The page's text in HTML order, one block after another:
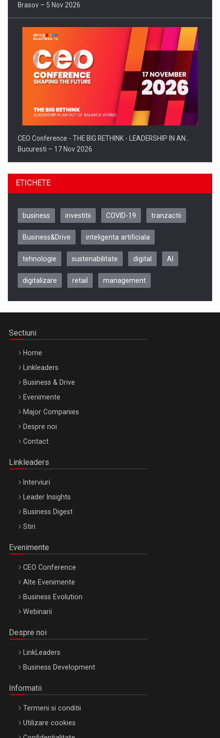
Brasov – 5 Nov 2026
CEO Conference - THE BIG RETHINK - LEADERSHIP IN AN…
Bucuresti – 17 Nov 2026
Be Inspired. Make it Happen!, CLUJ, 9 Decembrie
Be Inspired. Make it Happen!, ARTEMIS LETO, ORADEA, 8
Octombrie
ETICHETE
business investitii COVID-19 tranzactii
Business&Drive inteligenta artificiala
tehnologie sustenabilitate digital AI
digitalizare retail management
Sectiuni
Home
Linkleaders
Business & Drive
Evenimente
Major Companies
Despre noi
Contact
Linkleaders
Interviuri
Leader Insights
Business Digest
Stiri
Evenimente
CEO Conference
Alte Evenimente
Business Evolution
Webinarii
Despre noi
LinkLeaders
Business Development
Informatii
Termeni si conditii
Utilizare cookies